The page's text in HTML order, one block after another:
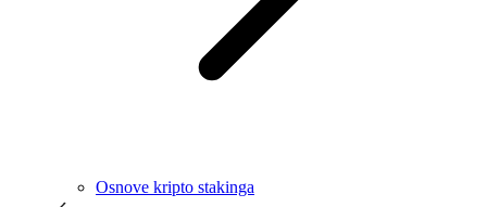
Osnove kripto stakinga